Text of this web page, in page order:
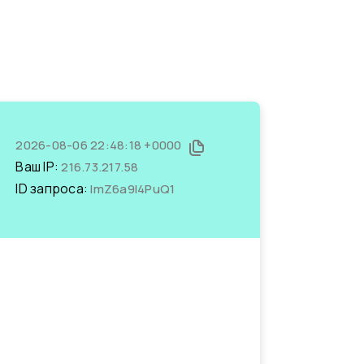
2026-08-06 22:48:18 +0000
Ваш IP:216.73.217.58
ID запроса:ImZ6a9I4PuQ1